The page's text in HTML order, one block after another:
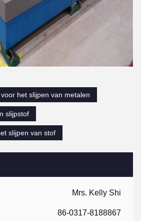
Mrs. Kelly Shi
86-0317-8188867
het slijpen van metalen
slijpstof
slijpen van stof